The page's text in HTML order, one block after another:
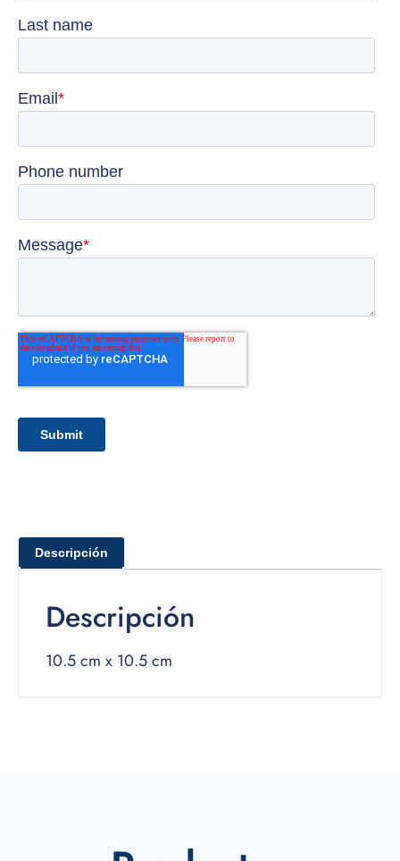
Descripción
Descripción
10.5 cm x 10.5 cm